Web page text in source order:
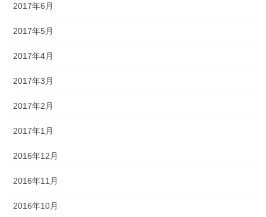
2017年6月
2017年5月
2017年4月
2017年3月
2017年2月
2017年1月
2016年12月
2016年11月
2016年10月